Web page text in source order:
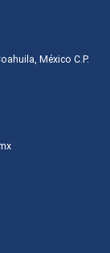
México C.P.